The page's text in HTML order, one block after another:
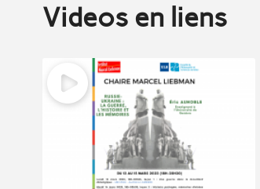
Videos en liens